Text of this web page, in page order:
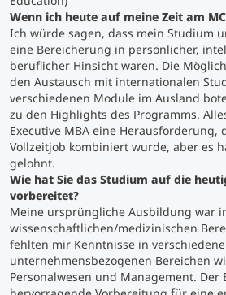
Management-Seminare
Technische Weiterbildung
Maßgeschneiderte
Executive
Wenn ich heute auf meine Zeit am
Ich würde sagen, dass mein Studium
eine Bereicherung in persönlicher,
beruflicher Hinsicht waren. Die
den Austausch mit internationalen
verschiedenen Module im Ausland
zu den Highlights des Programms.
Executive MBA eine Herausforderung,
Vollzeitjob kombiniert wurde, aber es
gelohnt.
Wie hat Sie das Studium auf die
vorbereitet?
Meine ursprüngliche Ausbildung war
wissenschaftlichen/medizinischen
fehlten mir Kenntnisse in
unternehmensbezogenen Bereichen
Personalwesen und Management. Der